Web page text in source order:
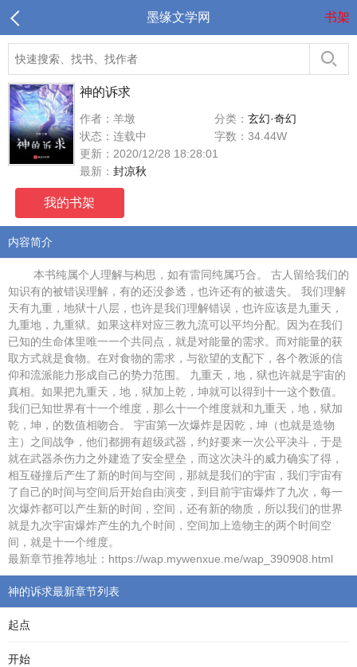
墨缘文学网 书架
神的诉求
作者：羊墩 分类： 玄幻·奇幻
状态：连载中
字数：34.44W
更新：2020/12/28 18:28:01
最新： 封凉秋
我的书架
内容简介
本书纯属个人理解与构思，如有雷同纯属巧合。 古人留给我们的
知识有的被错误理解，有的还没参透，也许还有的被遗失。 我们理解
天有九重，地狱十八层，也许是我们理解错误，也许应该是九重天，
九重地，九重狱。如果这样对应三教九流可以平均分配。因为在我们
已知的生命体里唯一一个共同点，就是对能量的需求。而对能量的获
取方式就是食物。在对食物的需求，与欲望的支配下，各个教派的信
仰和流派能力形成自己的势力范围。 九重天，地，狱也许就是宇宙的
真相。如果把九重天，地，狱加上乾，坤就可以得到十一这个数值。
我们已知世界有十一个维度，那么十一个维度就和九重天，地，狱加
乾，坤，的数值相吻合。 宇宙第一次爆炸是因乾，坤（也就是造物
主）之间战争，他们都拥有超级武器，约好要来一次公平决斗，于是
就在武器杀伤力之外建造了安全壁垒，而这次决斗的威力确实了得，
相互碰撞后产生了新的时间与空间，那就是我们的宇宙，我们宇宙有
了自己的时间与空间后开始自由演变，到目前宇宙爆炸了九次，每一
次爆炸都可以产生新的时间，空间，还有新的物质，所以我们的世界
就是九次宇宙爆炸产生的九个时间，空间加上造物主的两个时间空
间，就是十一个维度。
最新章节推荐地址：https://wap.mywenxue.me/wap_390908.html
神的诉求最新章节列表
起点
开始